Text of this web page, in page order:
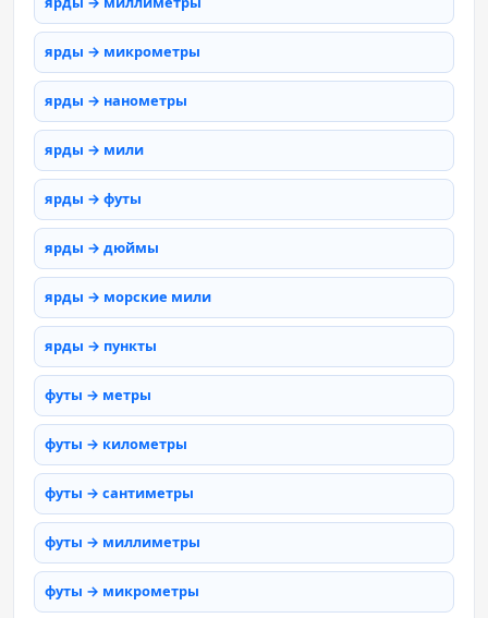
ярды → микрометры
ярды → нанометры
ярды → мили
ярды → футы
ярды → дюймы
ярды → морские мили
ярды → пункты
футы → метры
футы → километры
футы → сантиметры
футы → миллиметры
футы → микрометры